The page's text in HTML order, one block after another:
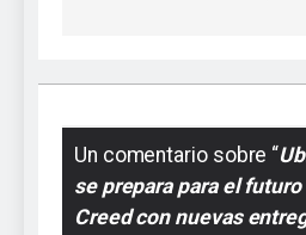
Un comentario sobre “
se prepara para el futuro
Creed con nuevas